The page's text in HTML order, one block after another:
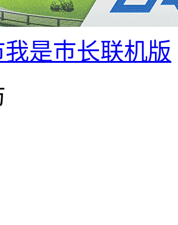
是巿长联机版